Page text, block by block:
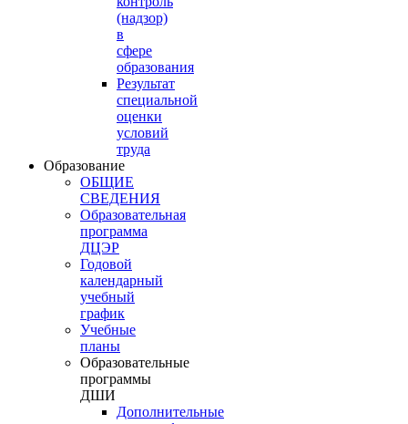
(надзор)
в
сфере
образования
Результат
специальной
оценки
условий
труда
Образование
ОБЩИЕ
СВЕДЕНИЯ
Образовательная
программа
ДЦЭР
Годовой
календарный
учебный
график
Учебные
планы
Образовательные
программы
ДШИ
Дополнительные